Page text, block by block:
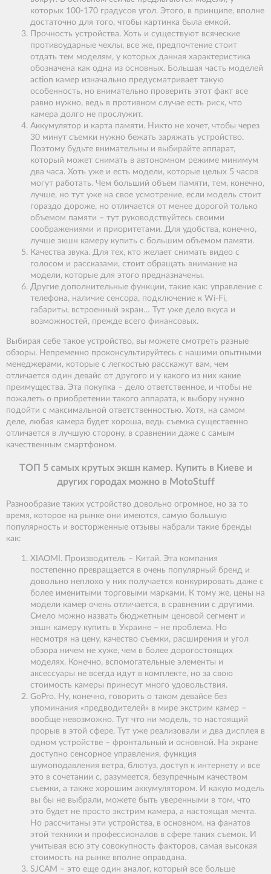
которых 100-170 градусов угол. Этого, в принципе, вполне
достаточно для того, чтобы картинка была емкой.
Прочность устройства. Хоть и существуют всяческие
противоударные чехлы, все же, предпочтение стоит
отдать тем моделям, у которых данная характеристика
обозначена как одна из основных. Большая часть моделей
action камер изначально предусматривает такую
особенность, но внимательно проверить этот факт все
равно нужно, ведь в противном случае есть риск, что
камера долго не прослужит.
Аккумулятор и карта памяти. Никто не хочет, чтобы через
30 минут съемки нужно бежать заряжать устройство.
Поэтому будьте внимательны и выбирайте аппарат,
который может снимать в автономном режиме минимум
два часа. Хоть уже и есть модели, которые целых 5 часов
могут работать. Чем больший объем памяти, тем, конечно,
лучше, но тут уже на свое усмотрение, если модель стоит
гораздо дороже, но отличается от менее дорогой только
объемом памяти – тут руководствуйтесь своими
соображениями и приоритетами. Для удобства, конечно,
лучше экшн камеру купить с большим объемом памяти.
Качества звука. Для тех, кто желает снимать видео с
голосом и рассказами, стоит обращать внимание на
модели, которые для этого предназначены.
Другие дополнительные функции, такие как: управление с
телефона, наличие сенсора, подключение к Wi-Fi,
габариты, встроенный экран… Тут уже дело вкуса и
возможностей, прежде всего финансовых.
Выбирая себе такое устройство, вы можете смотреть разные
обзоры. Непременно проконсультируйтесь с нашими опытными
менеджерами, которые с легкостью расскажут вам, чем
отличается один девайс от другого и у какого из них какие
преимущества. Эта покупка – дело ответственное, и чтобы не
пожалеть о приобретении такого аппарата, к выбору нужно
подойти с максимальной ответственностью. Хотя, на самом
деле, любая камера будет хороша, ведь съемка существенно
отличается в лучшую сторону, в сравнении даже с самым
качественным смартфоном.
ТОП 5 самых крутых экшн камер. Купить в Киеве и
других городах можно в MotoStuff
Разнообразие таких устройство довольно огромное, но за то
время, которое на рынке они имеются, самую большую
популярность и восторженные отзывы набрали такие бренды
как:
XIAOMI. Производитель – Китай. Эта компания
постепенно превращается в очень популярный бренд и
довольно неплохо у них получается конкурировать даже с
более именитыми торговыми марками. К тому же, цены на
модели камер очень отличается, в сравнении с другими.
Смело можно назвать бюджетным ценовой сегмент и
экшн камеру купить в Украине – не проблема. Но
несмотря на цену, качество съемки, расширения и угол
обзора ничем не хуже, чем в более дорогостоящих
моделях. Конечно, вспомогательные элементы и
аксессуары не всегда идут в комплекте, но за свою
стоимость камеры принесут много удовольствия.
GoPro. Ну, конечно, говорить о таком девайсе без
упоминания «предводителей» в мире экстрим камер –
вообще невозможно. Тут что ни модель, то настоящий
прорыв в этой сфере. Тут уже реализовали и два дисплея в
одном устройстве – фронтальный и основной. На экране
доступно сенсорное управления, функция
шумоподавления ветра, блютуз, доступ к интернету и все
это в сочетании с, разумеется, безупречным качеством
съемки, а также хорошим аккумулятором. И какую модель
вы бы не выбрали, можете быть уверенными в том, что
это будет не просто экстрим камера, а настоящая мечта.
Но рассчитаны эти устройства, в основном, на фанатов
этой техники и профессионалов в сфере таких съемок. И
учитывая всю эту совокупность факторов, самая высокая
стоимость на рынке вполне оправдана.
SJCAM – это еще один аналог, который все больше